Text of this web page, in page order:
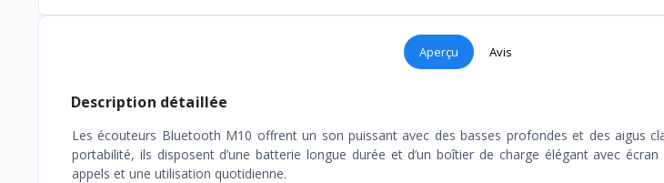
Aperçu Avis
Description détaillée
Les écouteurs Bluetooth M10 offrent un son puissant avec des basses profondes et des aigus
portabilité, ils disposent d’une batterie longue durée et d’un boîtier de charge élégant avec
appels et une utilisation quotidienne.